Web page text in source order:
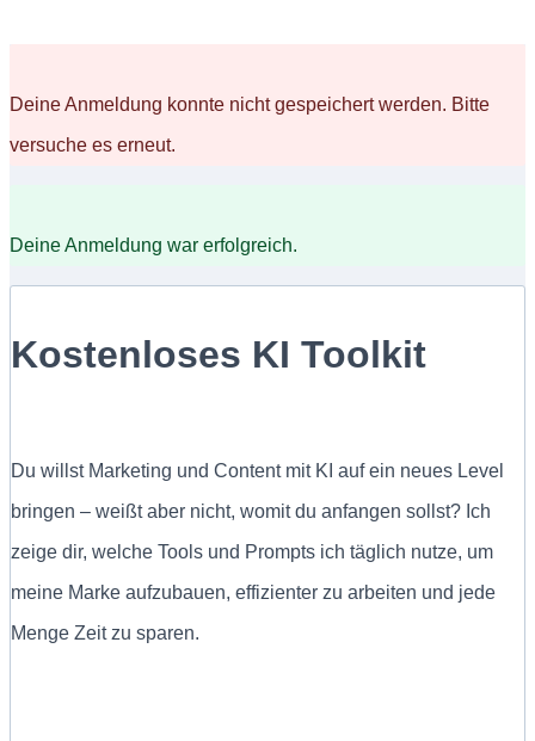
Deine Anmeldung konnte nicht gespeichert werden. Bitte
versuche es erneut.
Deine Anmeldung war erfolgreich.
Kostenloses KI Toolkit
Du willst Marketing und Content mit KI auf ein neues Level
bringen – weißt aber nicht, womit du anfangen sollst? Ich
zeige dir, welche Tools und Prompts ich täglich nutze, um
meine Marke aufzubauen, effizienter zu arbeiten und jede
Menge Zeit zu sparen.